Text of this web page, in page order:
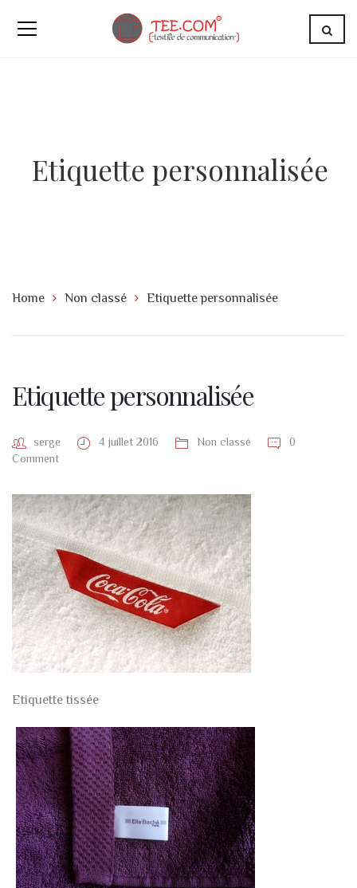
Etiquette personnalisée
Home Non classé Etiquette personnalisée
Etiquette personnalisée
serge 4 juillet 2016 Non classé
0
Comment
Etiquette tissée